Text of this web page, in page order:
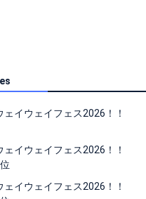
イウェイフェス2026！！
イウェイフェス2026！！
イウェイフェス2026！！